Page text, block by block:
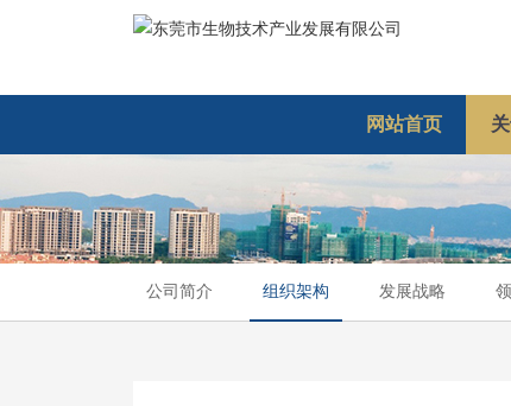
网站首页
公司简介 组织架构 发展战略